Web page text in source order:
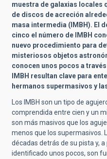
muestra de galaxias locales
de discos de acreción
masa intermedia (IMBH). El
cinco el número de IMBH
nuevo procedimiento para
misteriosos objetos
conocen unos pocos a
IMBH resultan clave para
hermanos supermasivos y
Los IMBH son un tipo de
comprendida entre cien y un
son más masivos que los
menos que los supermasivos.
décadas detrás de su pista y,
identificado unos pocos, son